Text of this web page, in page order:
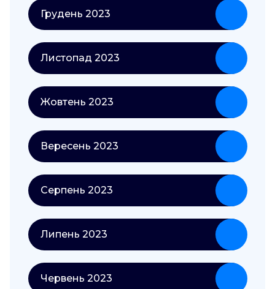
Грудень 2023
Листопад 2023
Жовтень 2023
Вересень 2023
Серпень 2023
Липень 2023
Червень 2023